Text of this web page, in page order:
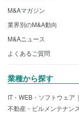
M&Aマガジン
業界別のM&A動向
M&Aニュース
よくあるご質問
業種から探す
IT・WEB・ソフトウェア
不動産・ビルメンテナンス